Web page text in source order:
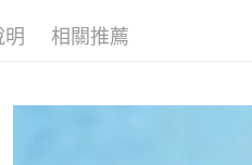
明 相關推薦